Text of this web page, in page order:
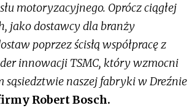
motoryzacyjnego. Oprócz ciągłej
jako dostawcy dla branży
poprzez ścisłą współpracę z
innowacji TSMC, który wzmocni
sąsiedztwie naszej fabryki w Dreźnie
Robert Bosch.